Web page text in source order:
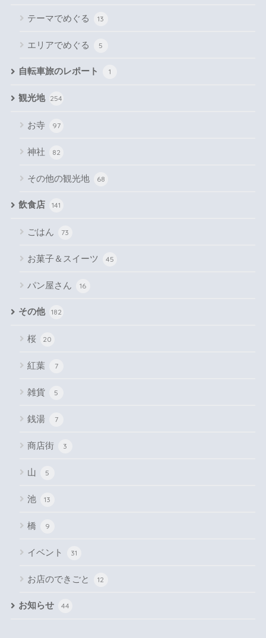
テーマでめぐる 13
エリアでめぐる 5
自転車旅のレポート 1
観光地 254
お寺 97
神社 82
その他の観光地 68
飲食店 141
ごはん 73
お菓子＆スイーツ 45
パン屋さん 16
その他 182
桜 20
紅葉 7
雑貨 5
銭湯 7
商店街 3
山 5
池 13
橋 9
イベント 31
お店のできごと 12
お知らせ 44